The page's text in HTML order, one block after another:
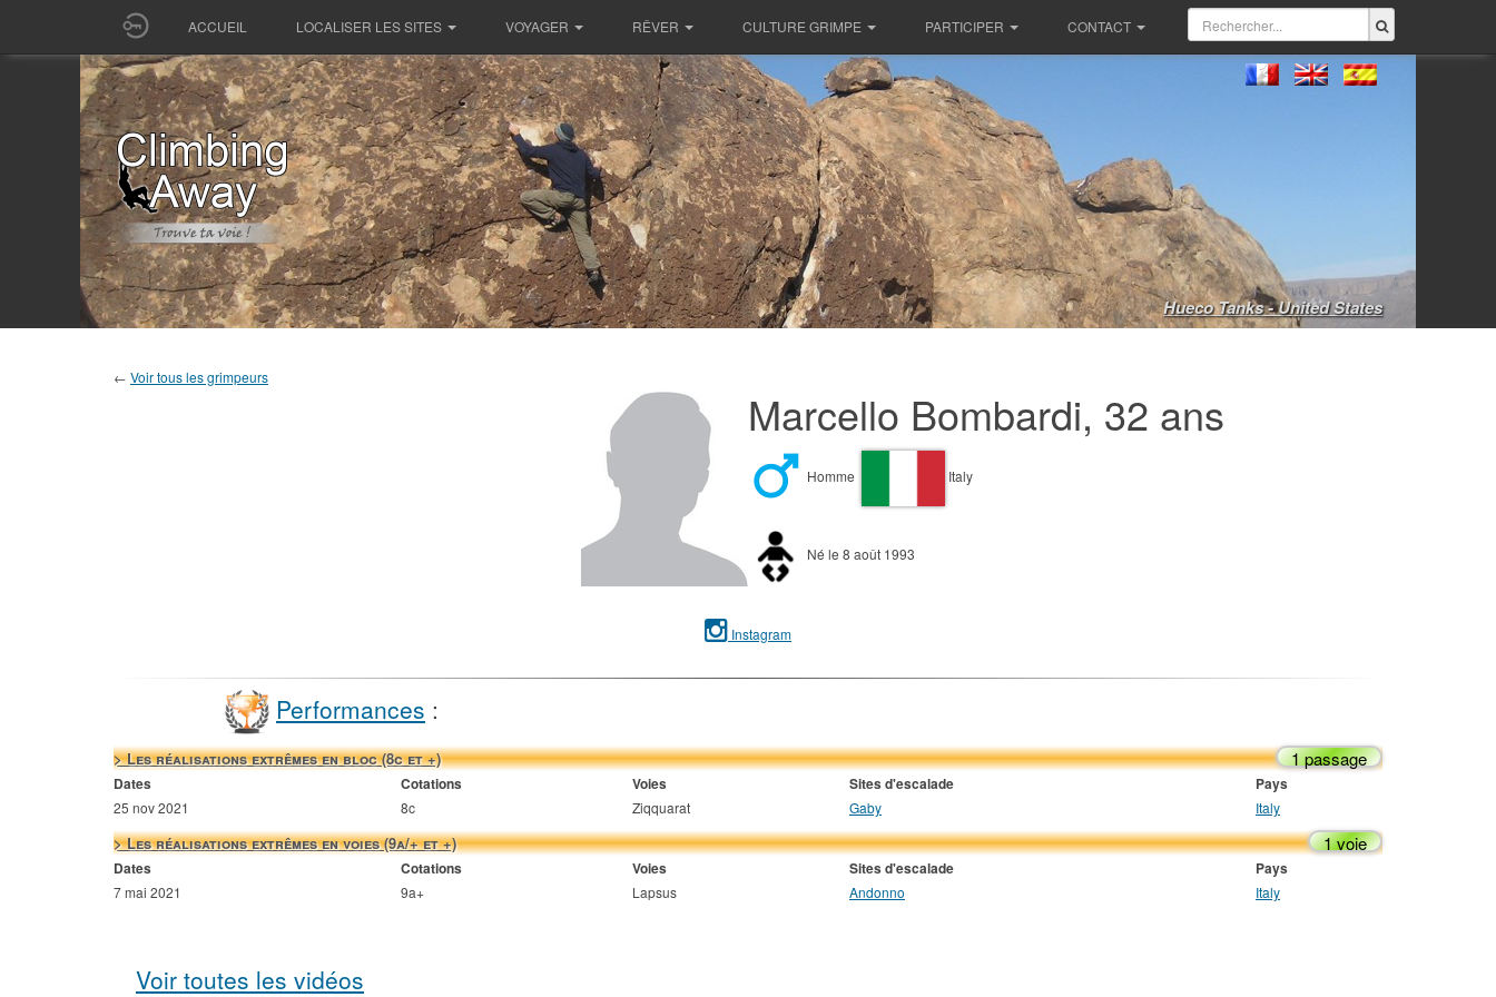
ACCUEIL LOCALISER LES SITES VOYAGER RÊVER CULTURE GRIMPE PARTICIPER CONTACT
Hueco Tanks - United States
← Voir tous les grimpeurs
Marcello Bombardi, 32 ans
Homme Italy
Né le 8 août 1993
Instagram
Performances :
> Les réalisations extrêmes en bloc (8c et +) 1 passage
Dates Cotations Voies Sites d'escalade Pays
25 nov 2021 8c Ziqquarat Gaby Italy
> Les réalisations extrêmes en voies (9a/+ et +) 1 voie
Dates Cotations Voies Sites d'escalade Pays
7 mai 2021 9a+ Lapsus Andonno Italy
Voir toutes les vidéos